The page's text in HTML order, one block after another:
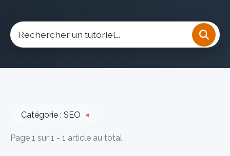
Catégorie : SEO ×
Page 1 sur 1 - 1 article au total